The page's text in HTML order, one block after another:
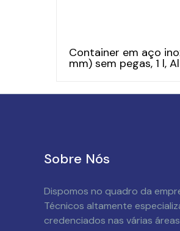
Container em aço
mm) sem pegas, 1 l,
Sobre Nós
Dispomos no quadro da
Técnicos altamente
credenciados nas várias